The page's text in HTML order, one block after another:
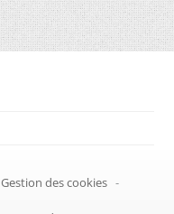
Gestion des cookies -